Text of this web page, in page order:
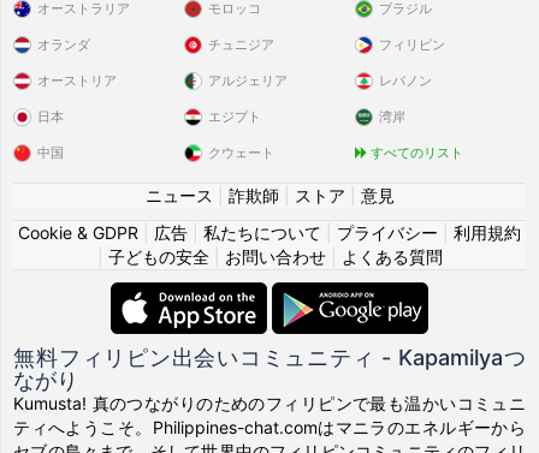
オーストラリア
オランダ
オーストリア
日本
中国
モロッコ
チュニジア
アルジェリア
エジプト
クウェート
ブラジル
フィリピン
レバノン
湾岸
すべてのリスト
ニュース 詐欺師 ストア
意見
Cookie & GDPR
広告 私たちについて プライバシー
利用規約
子どもの安全| お問い合わせ| よくある質問
無料フィリピン出会いコミュニティ - Kapamilyaつ
ながり
Kumusta! 真のつながりのためのフィリピンで最も温かいコミュニ
ティへようこそ。Philippines-chat.comはマニラのエネルギーから